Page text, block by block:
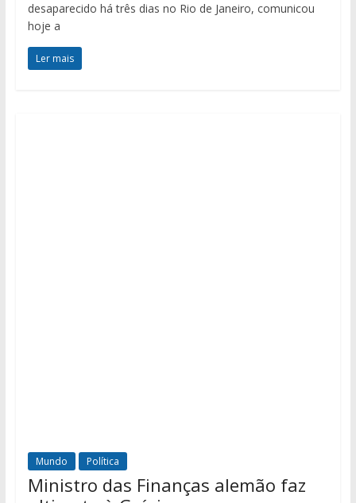
desaparecido há três dias no Rio de Janeiro, comunicou
hoje a
Ler mais
Mundo Política
Ministro das Finanças alemão faz